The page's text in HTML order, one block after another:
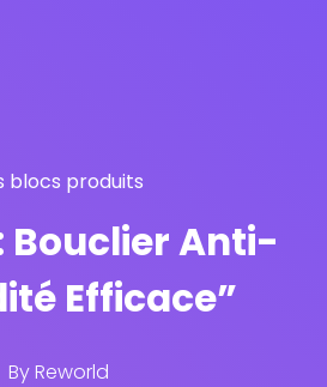
blocs produits
Bouclier Anti-
Efficace”
ByReworld